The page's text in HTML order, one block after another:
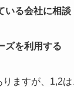
いる会社に相談
ズを利用する
ますが、1,2